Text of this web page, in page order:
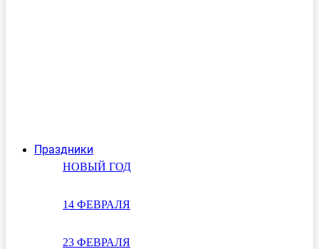
Праздники
НОВЫЙ ГОД
14 ФЕВРАЛЯ
23 ФЕВРАЛЯ